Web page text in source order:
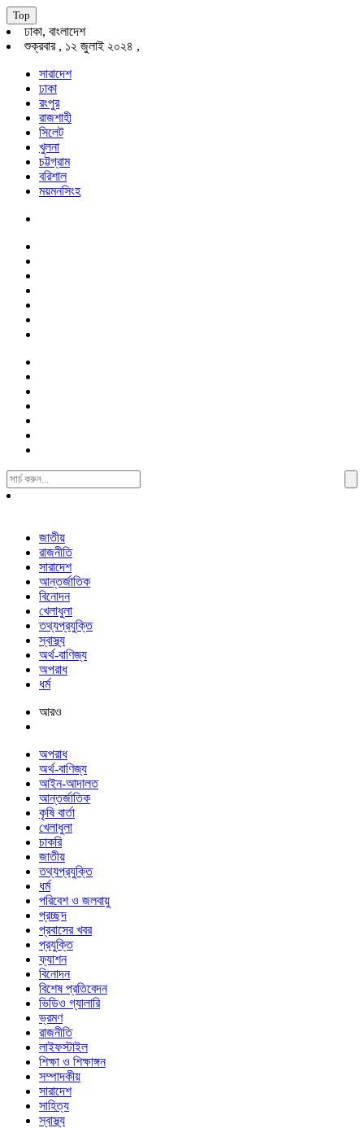
Top
ঢাকা, বাংলাদেশ
শুক্রবার , ১২ জুলাই ২০২৪ ,
সারাদেশ
ঢাকা
রংপুর
রাজশাহী
সিলেট
খুলনা
চট্টগ্রাম
বরিশাল
ময়মনসিংহ
Search
For:
জাতীয়
রাজনীতি
সারাদেশ
আন্তর্জাতিক
বিনোদন
খেলাধুলা
তথ্যপ্রযুক্তি
স্বাস্থ্য
অর্থ-বাণিজ্য
অপরাধ
ধর্ম
আরও
অপরাধ
অর্থ-বাণিজ্য
আইন-আদালত
আন্তর্জাতিক
কৃষি বার্তা
খেলাধুলা
চাকরি
জাতীয়
তথ্যপ্রযুক্তি
ধর্ম
পরিবেশ ও জলবায়ু
প্রচ্ছদ
প্রবাসের খবর
প্রযুক্তি
ফ্যাশন
বিনোদন
বিশেষ প্রতিবেদন
ভিডিও গ্যালারি
ভ্রমণ
রাজনীতি
লাইফস্টাইল
শিক্ষা ও শিক্ষাঙ্গন
সম্পাদকীয়
সারাদেশ
সাহিত্য
স্বাস্থ্য